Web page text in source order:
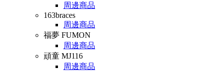
周邊商品
163braces
周邊商品
福夢 FUMON
周邊商品
頑童 MJ116
周邊商品